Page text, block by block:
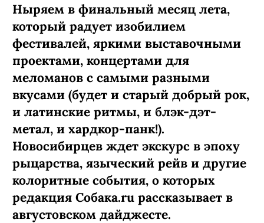
Ныряем в финальный месяц лета,
который радует изобилием
фестивалей, яркими выставочными
проектами, концертами для
меломанов с самыми разными
вкусами (будет и старый добрый рок,
и латинские ритмы, и блэк-дэт-
метал, и хардкор-панк!).
Новосибирцев ждет экскурс в эпоху
рыцарства, языческий рейв и другие
колоритные события, о которых
редакция Собака.ru рассказывает в
августовском дайджесте.